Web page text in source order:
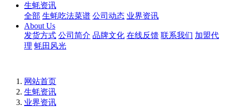
生蚝资讯
全部 生蚝吃法菜谱 公司动态 业界资讯
About Us
发货方式 公司简介 品牌文化 在线反馈 联系我们 加盟代
理 蚝田风光
网站首页
生蚝资讯
业界资讯